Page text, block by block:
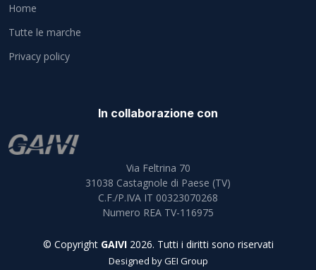
Home
Tutte le marche
Privacy policy
In collaborazione con
Via Feltrina 70
31038 Castagnole di Paese (TV)
C.F./P.IVA IT 00323070268
Numero REA TV-116975
© Copyright GAIVI2026. Tutti i diritti sono riservati
Designed byGEI Group